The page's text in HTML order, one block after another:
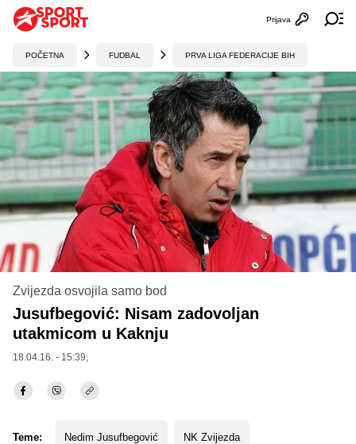
Otvori
Prijava
POČETNA FUDBAL PRVA LIGA FEDERACIJE BIH
Zvijezda osvojila samo bod
Jusufbegović: Nisam zadovoljan
utakmicom u Kaknju
18.04.16. - 15:39,
Teme: Nedim Jusufbegović NK Zvijezda